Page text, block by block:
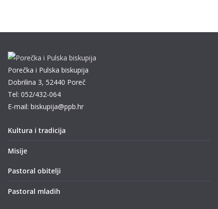
Porečka i Pulska biskupija
Dobrilina 3, 52440 Poreč
Tel: 052/432-064
E-mail: biskupija@ppb.hr
Kultura i tradicija
Misije
Pastoral obitelji
Pastoral mladih